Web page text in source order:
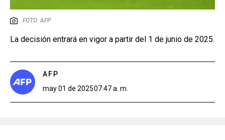
FOTO: AFP
La decisión entrará en vigor a partir del 1 de junio de 2025.
AFP
may 01 de 202507:47 a. m.